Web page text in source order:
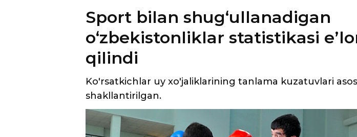
Sport bilan shugʻullanadigan
oʻzbekistonliklar statistikasi
qilindi
Ko'rsatkichlar uy xo'jaliklarining tanlama kuzatuvlari
shakllantirilgan.